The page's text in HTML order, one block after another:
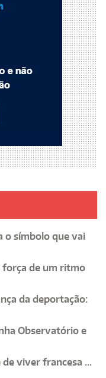
o símbolo que vai
força de um ritmo
da deportação:
Observatório e
viver francesa ...